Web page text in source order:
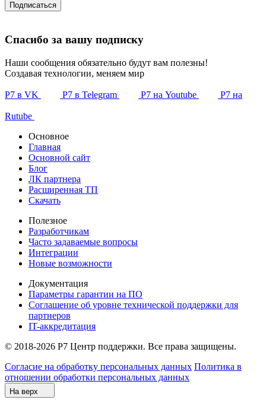
Подписаться
Спасибо за вашу подписку
Наши сообщения обязательно будут вам полезны!
Создавая технологии, меняем мир
Р7 в VK Р7 в Telegram Р7 на Youtube Р7 на
Rutube
Основное
Главная
Основной сайт
Блог
ЛК партнера
Расширенная ТП
Скачать
Полезное
Разработчикам
Часто задаваемые вопросы
Интеграции
Новые возможности
Документация
Параметры гарантии на ПО
Соглашение об уровне технической поддержки для
партнеров
IT-аккредитация
© 2018-2026 Р7 Центр поддержки. Все права защищены.
Согласие на обработку персональных данных Политика в
отношении обработки персональных данных
На верх